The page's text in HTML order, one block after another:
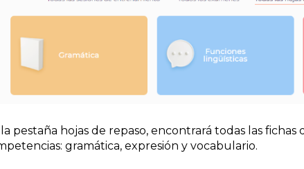
la pestaña hojas de repaso, encontrará todas las fichas
gramática, expresión y vocabulario.